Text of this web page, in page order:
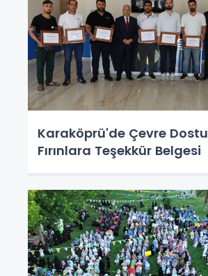
Karaköprü'de Çevre Dostu
Fırınlara Teşekkür Belgesi